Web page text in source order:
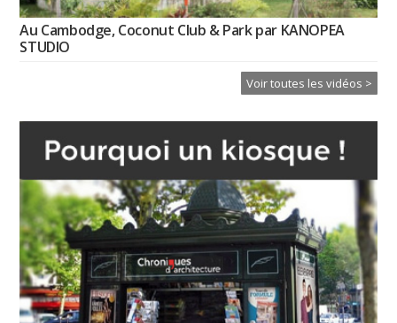
Au Cambodge, Coconut Club & Park par KANOPEA
STUDIO
Voir toutes les vidéos >